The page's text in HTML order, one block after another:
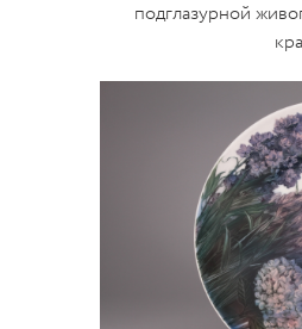
подглазурной